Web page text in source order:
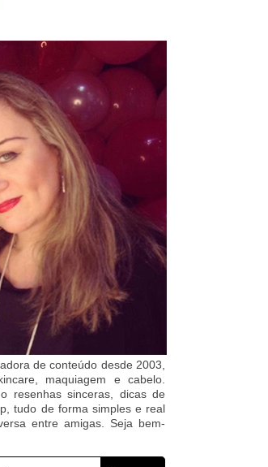
de conteúdo desde 2003,
maquiagem e cabelo.
resenhas sinceras, dicas de
tudo de forma simples e real
entre amigas. Seja bem-